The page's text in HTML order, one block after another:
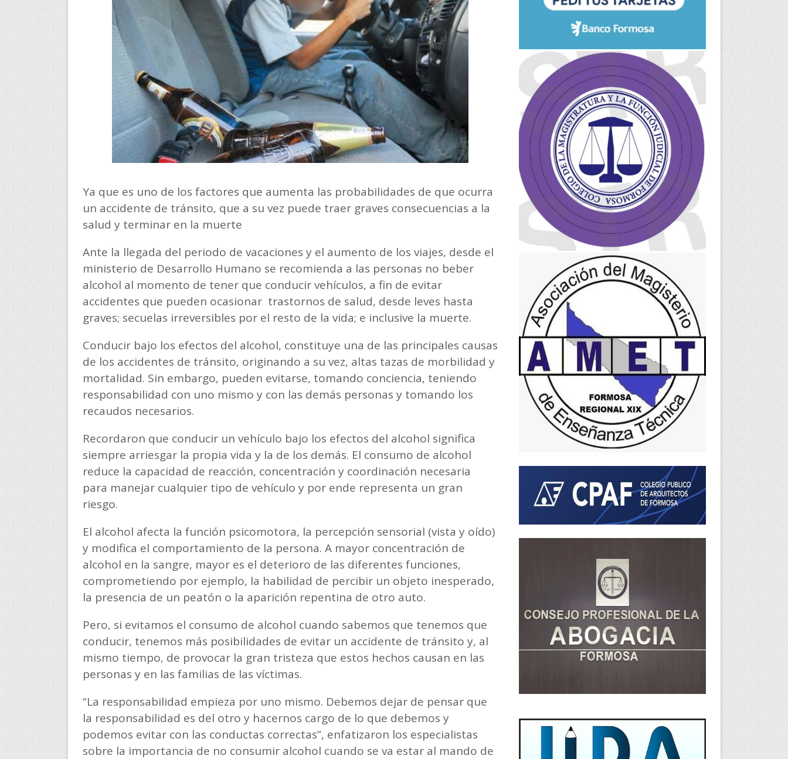
Ya que es uno de los factores que aumenta las probabilidades de que ocurra
un accidente de tránsito, que a su vez puede traer graves consecuencias a la
salud y terminar en la muerte
Ante la llegada del periodo de vacaciones y el aumento de los viajes, desde el
ministerio de Desarrollo Humano se recomienda a las personas no beber
alcohol al momento de tener que conducir vehículos, a fin de evitar
accidentes que pueden ocasionar trastornos de salud, desde leves hasta
graves; secuelas irreversibles por el resto de la vida; e inclusive la muerte.
Conducir bajo los efectos del alcohol, constituye una de las principales causas
de los accidentes de tránsito, originando a su vez, altas tazas de morbilidad y
mortalidad. Sin embargo, pueden evitarse, tomando conciencia, teniendo
responsabilidad con uno mismo y con las demás personas y tomando los
recaudos necesarios.
Recordaron que conducir un vehículo bajo los efectos del alcohol significa
siempre arriesgar la propia vida y la de los demás. El consumo de alcohol
reduce la capacidad de reacción, concentración y coordinación necesaria
para manejar cualquier tipo de vehículo y por ende representa un gran
riesgo.
El alcohol afecta la función psicomotora, la percepción sensorial (vista y oído)
y modifica el comportamiento de la persona. A mayor concentración de
alcohol en la sangre, mayor es el deterioro de las diferentes funciones,
comprometiendo por ejemplo, la habilidad de percibir un objeto inesperado,
la presencia de un peatón o la aparición repentina de otro auto.
Pero, si evitamos el consumo de alcohol cuando sabemos que tenemos que
conducir, tenemos más posibilidades de evitar un accidente de tránsito y, al
mismo tiempo, de provocar la gran tristeza que estos hechos causan en las
personas y en las familias de las víctimas.
“La responsabilidad empieza por uno mismo. Debemos dejar de pensar que
la responsabilidad es del otro y hacernos cargo de lo que debemos y
podemos evitar con las conductas correctas”, enfatizaron los especialistas
sobre la importancia de no consumir alcohol cuando se va estar al mando de